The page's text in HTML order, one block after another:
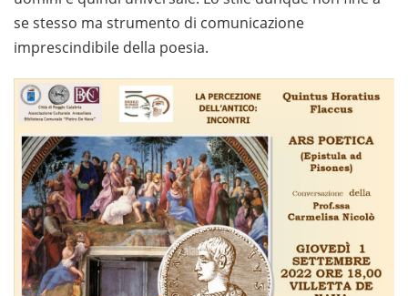
se stesso ma strumento di comunicazione
imprescindibile della poesia.